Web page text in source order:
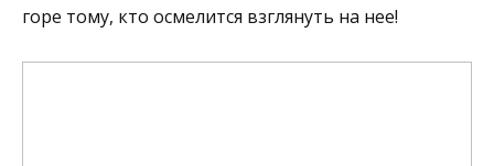
горе тому, кто осмелится взглянуть на нее!